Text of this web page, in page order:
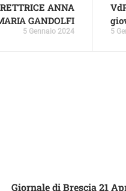
ANNA
GANDOLFI
5 Gennaio 2024 5
Giornale di Brescia 21